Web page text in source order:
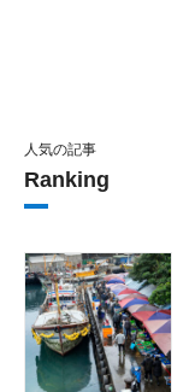
人気の記事
Ranking